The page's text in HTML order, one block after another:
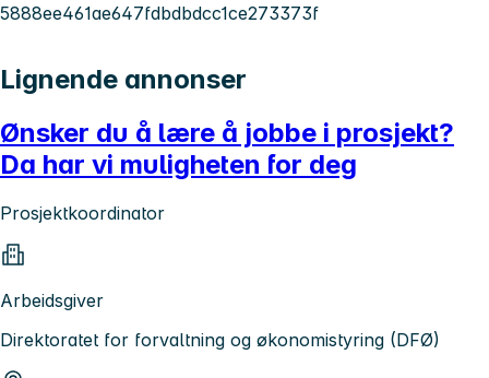
5888ee461ae647fdbdbdcc1ce273373f
Lignende annonser
Ønsker du å lære å jobbe i prosjekt?
Da har vi muligheten for deg
Prosjektkoordinator
Arbeidsgiver
Direktoratet for forvaltning og økonomistyring (DFØ)